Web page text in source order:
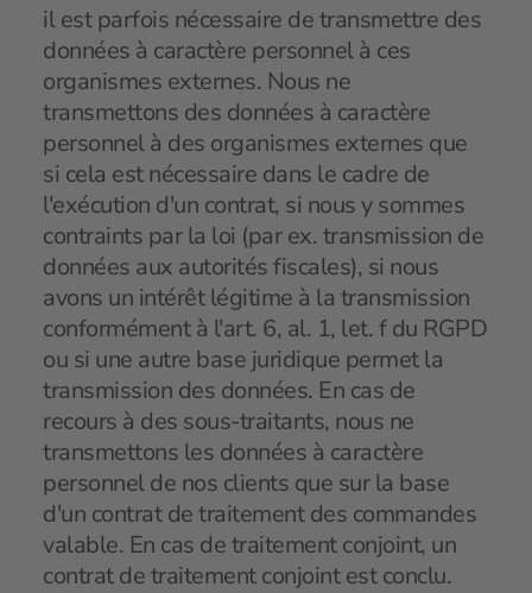
il est parfois nécessaire de transmettre des
données à caractère personnel à ces
organismes externes. Nous ne
transmettons des données à caractère
personnel à des organismes externes que
si cela est nécessaire dans le cadre de
l'exécution d'un contrat, si nous y sommes
contraints par la loi (par ex. transmission de
données aux autorités fiscales), si nous
avons un intérêt légitime à la transmission
conformément à l'art. 6, al. 1, let. f du RGPD
ou si une autre base juridique permet la
transmission des données. En cas de
recours à des sous-traitants, nous ne
transmettons les données à caractère
personnel de nos clients que sur la base
d'un contrat de traitement des commandes
valable. En cas de traitement conjoint, un
contrat de traitement conjoint est conclu.